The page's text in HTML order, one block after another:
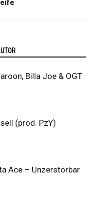
Billa Joe & OGT
(prod. PzY)
Ace – Unzerstörbar